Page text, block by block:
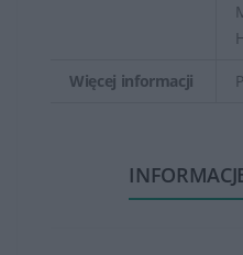
Więcej informacji